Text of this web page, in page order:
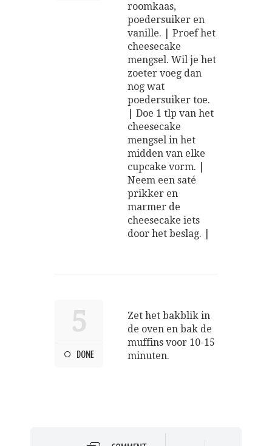
roomkaas,
poedersuiker en
vanille. | Proef het
cheesecake
mengsel. Wil je het
zoeter voeg dan
nog wat
poedersuiker toe.
| Doe 1 tlp van het
cheesecake
mengsel in het
midden van elke
cupcake vorm. |
Neem een saté
prikker en
marmer de
cheesecake iets
door het beslag. |
5
DONE
Zet het bakblik in
de oven en bak de
muffins voor 10-15
minuten.